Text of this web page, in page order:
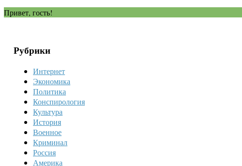
Привет, гость!
Рубрики
Интернет
Экономика
Политика
Конспирология
Культура
История
Военное
Криминал
Россия
Америка